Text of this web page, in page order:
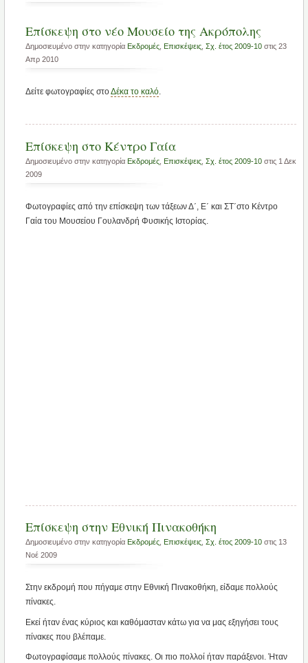
Επίσκεψη στο νέο Μουσείο της Ακρόπολης
Δημοσιευμένο στην κατηγορία Εκδρομές, Επισκέψεις, Σχ. έτος 2009-10στις 23
Απρ 2010
Δείτε φωτογραφίες στοΔέκα το καλό.
Επίσκεψη στο Κέντρο Γαία
Δημοσιευμένο στην κατηγορία Εκδρομές, Επισκέψεις, Σχ. έτος 2009-10στις 1 Δεκ
2009
Φωτογραφίες από την επίσκεψη των τάξεων Δ΄, Ε΄ και ΣΤ΄στο Κέντρο
Γαία του Μουσείου Γουλανδρή Φυσικής Ιστορίας.
Επίσκεψη στην Εθνική Πινακοθήκη
Δημοσιευμένο στην κατηγορία Εκδρομές, Επισκέψεις, Σχ. έτος 2009-10στις 13
Νοέ 2009
Στην εκδρομή που πήγαμε στην Εθνική Πινακοθήκη, είδαμε πολλούς
πίνακες.
Εκεί ήταν ένας κύριος και καθόμασταν κάτω για να μας εξηγήσει τους
πίνακες που βλέπαμε.
Φωτογραφίσαμε πολλούς πίνακες. Οι πιο πολλοί ήταν παράξενοι. Ήταν